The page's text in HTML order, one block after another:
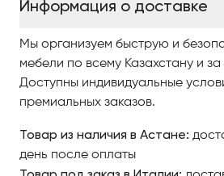
Туалетный столик, без зеркала,
превращён в небольшой
применением в гостиной.
которое в низком столике
столешницы, в высоком столике
полкой из кожи по запросу.
Информация о доставке
Мы организуем быструю и
мебели по всему Казахстану и
Доступны индивидуальные
премиальных заказов.
Товар из наличия в Астане:
день после оплаты